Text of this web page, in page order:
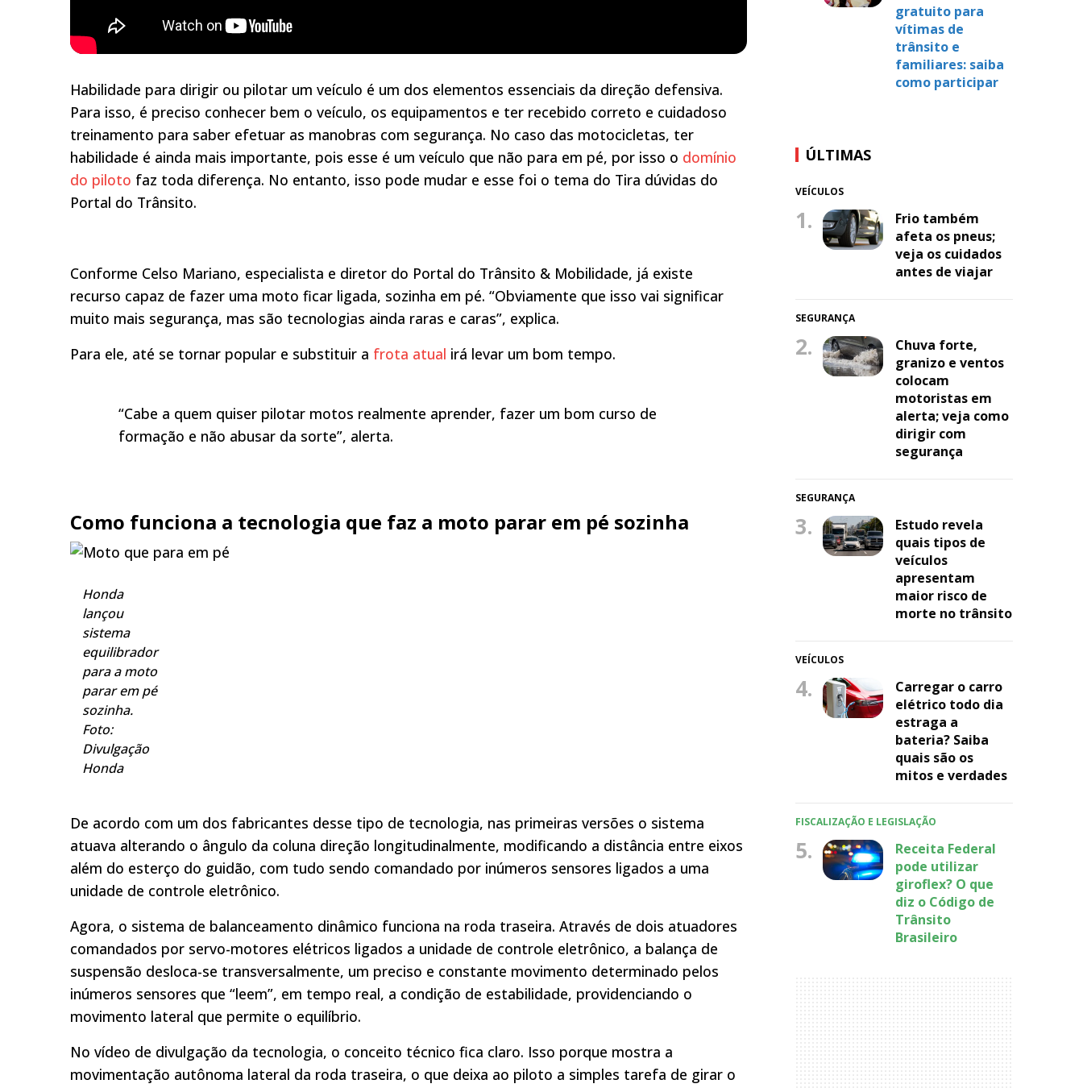
A moto é um veículo que não para em pé, mas isso pode mudar e esse foi o tema do Tira
dúvidas do Portal do Trânsito. Assista acima.
Habilidade para dirigir ou pilotar um veículo é um dos elementos essenciais da direção defensiva.
Para isso, é preciso conhecer bem o veículo, os equipamentos e ter recebido correto e cuidadoso
treinamento para saber efetuar as manobras com segurança. No caso das motocicletas, ter
habilidade é ainda mais importante, pois esse é um veículo que não para em pé, por isso o domínio
do piloto faz toda diferença. No entanto, isso pode mudar e esse foi o tema do Tira dúvidas do
Portal do Trânsito.
Conforme Celso Mariano, especialista e diretor do Portal do Trânsito & Mobilidade, já existe
recurso capaz de fazer uma moto ficar ligada, sozinha em pé. “Obviamente que isso vai significar
muito mais segurança, mas são tecnologias ainda raras e caras”, explica.
Para ele, até se tornar popular e substituir a frota atual irá levar um bom tempo.
“Cabe a quem quiser pilotar motos realmente aprender, fazer um bom curso de
formação e não abusar da sorte”, alerta.
Como funciona a tecnologia que faz a moto parar em pé sozinha
Honda
lançou
sistema
equilibrador
para a moto
parar em pé
sozinha.
Foto:
Divulgação
Honda
De acordo com um dos fabricantes desse tipo de tecnologia, nas primeiras versões o sistema
atuava alterando o ângulo da coluna direção longitudinalmente, modificando a distância entre eixos
além do esterço do guidão, com tudo sendo comandado por inúmeros sensores ligados a uma
unidade de controle eletrônico.
Agora, o sistema de balanceamento dinâmico funciona na roda traseira. Através de dois atuadores
comandados por servo-motores elétricos ligados a unidade de controle eletrônico, a balança de
suspensão desloca-se transversalmente, um preciso e constante movimento determinado pelos
inúmeros sensores que “leem”, em tempo real, a condição de estabilidade, providenciando o
movimento lateral que permite o equilíbrio.
No vídeo de divulgação da tecnologia, o conceito técnico fica claro. Isso porque mostra a
movimentação autônoma lateral da roda traseira, o que deixa ao piloto a simples tarefa de girar o
gratuito para
vítimas de
trânsito e
familiares: saiba
como participar
ÚLTIMAS
VEÍCULOS
1.
Frio também
afeta os pneus;
veja os cuidados
antes de viajar
SEGURANÇA
2.
Chuva forte,
granizo e ventos
colocam
motoristas em
alerta; veja como
dirigir com
segurança
SEGURANÇA
3.
Estudo revela
quais tipos de
veículos
apresentam
maior risco de
morte no trânsito
VEÍCULOS
4.
Carregar o carro
elétrico todo dia
estraga a
bateria? Saiba
quais são os
mitos e verdades
FISCALIZAÇÃO E LEGISLAÇÃO
5.
Receita Federal
pode utilizar
giroflex? O que
diz o Código de
Trânsito
Brasileiro